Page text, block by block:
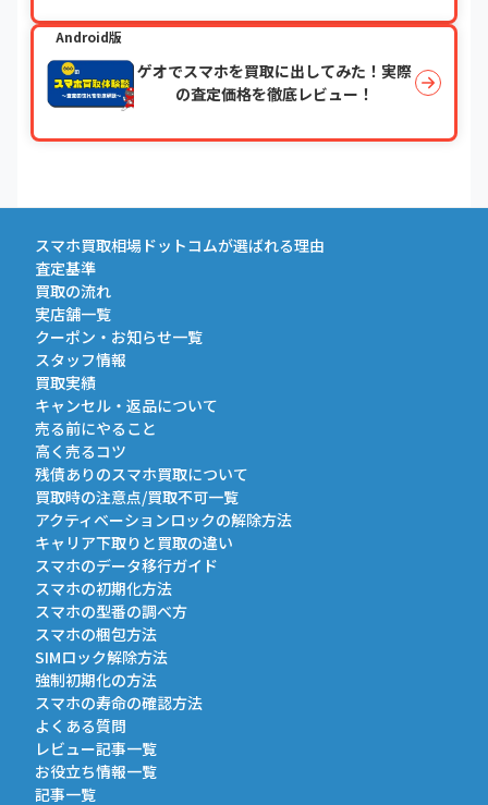
Android版
ゲオでスマホを買取に出してみた！実際
の査定価格を徹底レビュー！
スマホ買取相場ドットコムが選ばれる理由
査定基準
買取の流れ
実店舗一覧
クーポン・お知らせ一覧
スタッフ情報
買取実績
キャンセル・返品について
売る前にやること
高く売るコツ
残債ありのスマホ買取について
買取時の注意点/買取不可一覧
アクティベーションロックの解除方法
キャリア下取りと買取の違い
スマホのデータ移行ガイド
スマホの初期化方法
スマホの型番の調べ方
スマホの梱包方法
SIMロック解除方法
強制初期化の方法
スマホの寿命の確認方法
よくある質問
レビュー記事一覧
お役立ち情報一覧
記事一覧